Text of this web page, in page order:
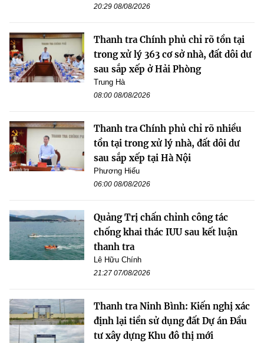
20:29 08/08/2026
Thanh tra Chính phủ chỉ rõ tồn tại
trong xử lý 363 cơ sở nhà, đất dôi dư
sau sắp xếp ở Hải Phòng
Trung Hà
08:00 08/08/2026
Thanh tra Chính phủ chỉ rõ nhiều
tồn tại trong xử lý nhà, đất dôi dư
sau sắp xếp tại Hà Nội
Phương Hiếu
06:00 08/08/2026
Quảng Trị chấn chỉnh công tác
chống khai thác IUU sau kết luận
thanh tra
Lê Hữu Chính
21:27 07/08/2026
Thanh tra Ninh Bình: Kiến nghị xác
định lại tiền sử dụng đất Dự án Đầu
tư xây dựng Khu đô thị mới